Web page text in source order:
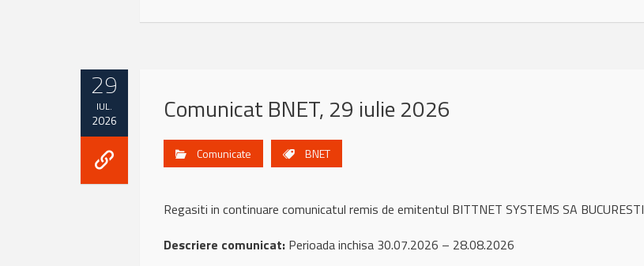
29
IUL.
2026 Comunicat BNET, 29 iulie 2026
Comunicate BNET
Regasiti in continuare comunicatul remis de emitentul BITTNET SYSTEMS SA
Descriere comunicat: Perioada inchisa 30.07.2026 – 28.08.2026